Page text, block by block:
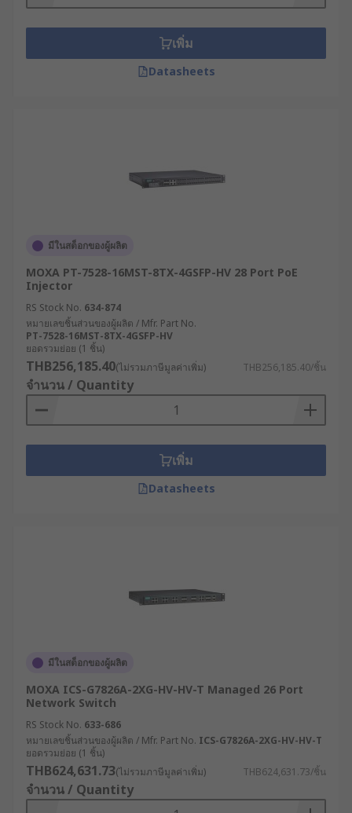
เพิ่ม
Datasheets
มีในสต็อกของผู้ผลิต
MOXA PT-7528-16MST-8TX-4GSFP-HV 28 Port PoE
Injector
RS Stock No. 634-874
หมายเลขชิ้นส่วนของผู้ผลิต / Mfr. Part No.
PT-7528-16MST-8TX-4GSFP-HV
ยอดรวมย่อย (1 ชิ้น)
THB256,185.40(ไม่รวมภาษีมูลค่าเพิ่ม) THB256,185.40/ชิ้น
จำนวน / Quantity
เพิ่ม
Datasheets
มีในสต็อกของผู้ผลิต
MOXA ICS-G7826A-2XG-HV-HV-T Managed 26 Port
Network Switch
RS Stock No. 633-686
หมายเลขชิ้นส่วนของผู้ผลิต / Mfr. Part No. ICS-G7826A-2XG-HV-HV-T
ยอดรวมย่อย (1 ชิ้น)
THB624,631.73(ไม่รวมภาษีมูลค่าเพิ่ม) THB624,631.73/ชิ้น
จำนวน / Quantity